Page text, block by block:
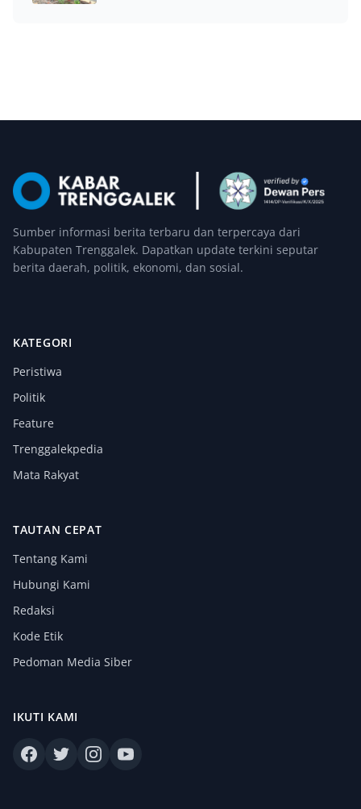
Sumber informasi berita terbaru dan terpercaya dari
Kabupaten Trenggalek. Dapatkan update terkini seputar
berita daerah, politik, ekonomi, dan sosial.
KATEGORI
Peristiwa
Politik
Feature
Trenggalekpedia
Mata Rakyat
TAUTAN CEPAT
Tentang Kami
Hubungi Kami
Redaksi
Kode Etik
Pedoman Media Siber
IKUTI KAMI